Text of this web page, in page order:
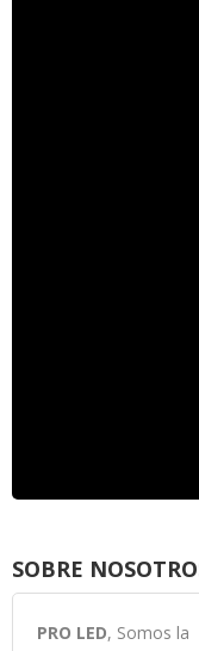
SOBRE
PRO LED, Somos la